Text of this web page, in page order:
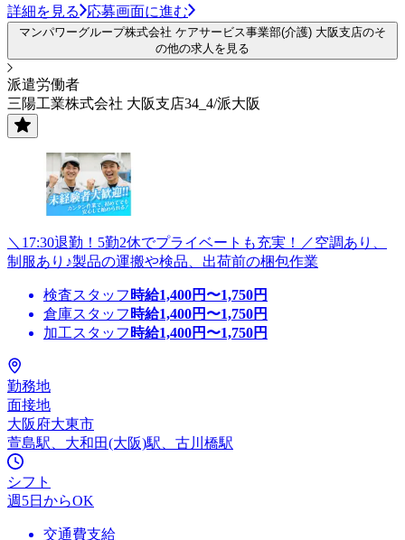
詳細を見る 応募画面に進む
マンパワーグループ株式会社 ケアサービス事業部(介護) 大阪支店のそ
の他の求人を見る
派遣労働者
三陽工業株式会社 大阪支店34_4/派大阪
＼17:30退勤！5勤2休でプライベートも充実！／空調あり、
制服あり♪製品の運搬や検品、出荷前の梱包作業
検査スタッフ 時給1,400円〜1,750円
倉庫スタッフ 時給1,400円〜1,750円
加工スタッフ 時給1,400円〜1,750円
勤務地
面接地
大阪府大東市
萱島駅、大和田(大阪)駅、古川橋駅
シフト
週5日からOK
交通費支給